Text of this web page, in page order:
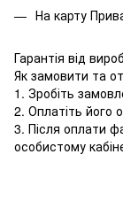
На карту
Гарантія від
Як замовити та
1. Зробіть
2. Оплатіть його
3. Після оплати
особистому